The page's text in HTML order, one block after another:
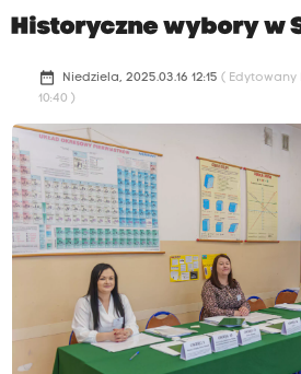
Historyczne wybory w
date_range Niedziela, 2025.03.16 12:15 ( Edytowany
10:40 )